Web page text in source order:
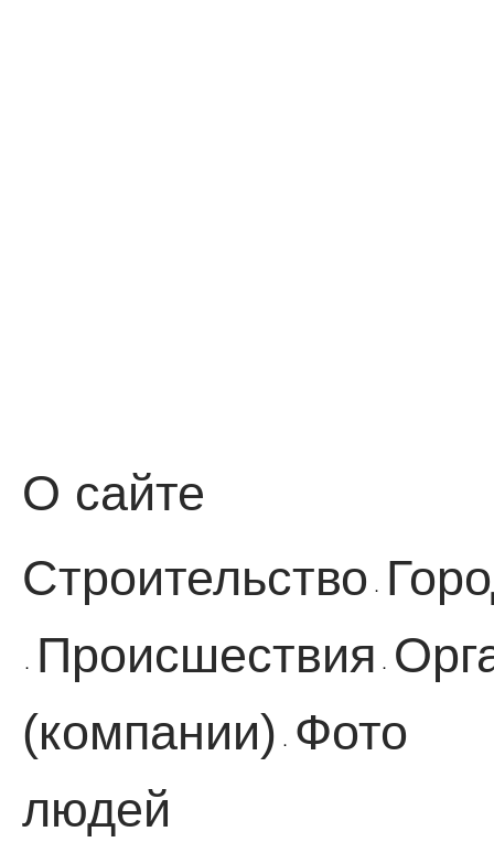
О сайте
Строительство ·
· Происшествия ·
(компании)
·
Фото
людей